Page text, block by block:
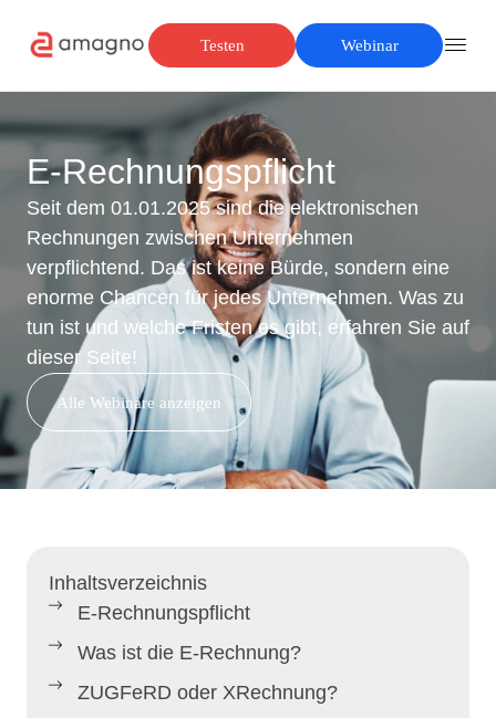
Testen Webinar
E‑Rechnungspflicht
Seit dem 01.01.2025 sind die elektronischen
Rechnungen zwischen Unternehmen
verpflichtend. Das ist keine Bürde, sondern eine
enorme Chancen für jedes Unternehmen. Was zu
tun ist und welche Fristen es gibt, erfahren Sie auf
dieser Seite!
Alle Webinare anzeigen
Inhaltsverzeichnis
E-Rechnungspflicht
Was ist die E-Rechnung?
ZUGFeRD oder XRechnung?